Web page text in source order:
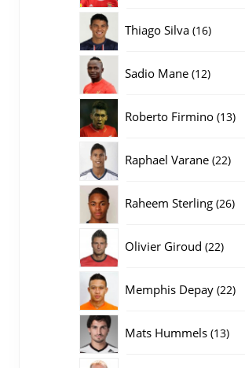
Thiago Silva 1616
Sadio Mane 1212
Roberto Firmino 1313
Raphael Varane 2222
Raheem Sterling 2626
Olivier Giroud 2222
Memphis Depay 2222
Mats Hummels 1313